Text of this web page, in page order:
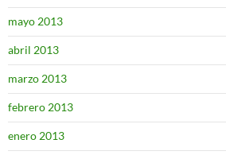
mayo 2013
abril 2013
marzo 2013
febrero 2013
enero 2013